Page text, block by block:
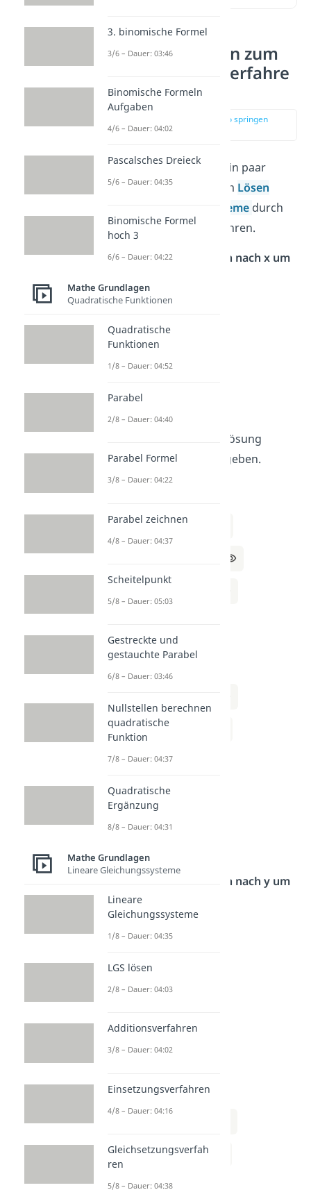
Leichte Aufgaben zum
Gleichsetzungsverfahre
n
zur Stelle im Video springen
(00:13)
Hier findest du erstmal ein paar
einfachere Aufgaben zum Lösen
linearer Gleichungssysteme durch
das Gleichsetzungsverfahren.
Stelle die Funktionen nach x um
a)2x + 3y = 6
b)4x – y = 5
Lösung:
Du kannst die Lösung
einfach alsBruch angeben.
2x + 3y = 6 | -3y
b)
⇔ x = (5 + y) / 4
​
x + 2y = 3 | -2y
⇔ x = 3 – 2y
Stelle die Funktionen nach y um
a)x + 4y = 8
b)3x – 2y = 6
x + 4y = 8 | -x
⇔ y = (8 – x) / 4
​
3. binomische Formel
3/6 – Dauer: 03:46
Binomische Formeln
Aufgaben
4/6 – Dauer: 04:02
Pascalsches Dreieck
5/6 – Dauer: 04:35
Binomische Formel
hoch 3
6/6 – Dauer: 04:22
Mathe Grundlagen
Quadratische Funktionen
Quadratische
Funktionen
1/8 – Dauer: 04:52
Parabel
2/8 – Dauer: 04:40
Parabel Formel
3/8 – Dauer: 04:22
Parabel zeichnen
4/8 – Dauer: 04:37
Scheitelpunkt
5/8 – Dauer: 05:03
Gestreckte und
gestauchte Parabel
6/8 – Dauer: 03:46
Nullstellen berechnen
quadratische
Funktion
7/8 – Dauer: 04:37
Quadratische
Ergänzung
8/8 – Dauer: 04:31
Mathe Grundlagen
Lineare Gleichungssysteme
Lineare
Gleichungssysteme
1/8 – Dauer: 04:35
LGS lösen
2/8 – Dauer: 04:03
Additionsverfahren
3/8 – Dauer: 04:02
Einsetzungsverfahren
4/8 – Dauer: 04:16
Gleichsetzungsverfah
ren
5/8 – Dauer: 04:38